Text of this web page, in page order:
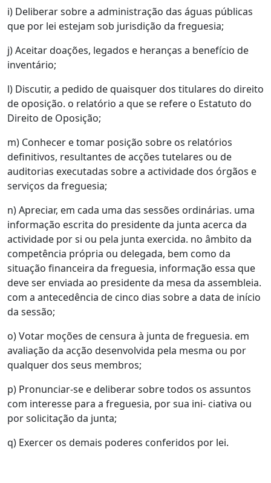
i) Deliberar sobre a administração das águas públicas
que por lei estejam sob jurisdição da freguesia;
j) Aceitar doações, legados e heranças a benefício de
inventário;
l) Discutir, a pedido de quaisquer dos titulares do direito
de oposição. o relatório a que se refere o Estatuto do
Direito de Oposição;
m) Conhecer e tomar posição sobre os relatórios
definitivos, resultantes de acções tutelares ou de
auditorias executadas sobre a actividade dos órgãos e
serviços da freguesia;
n) Apreciar, em cada uma das sessões ordinárias. uma
informação escrita do presidente da junta acerca da
actividade por si ou pela junta exercida. no âmbito da
competência própria ou delegada, bem como da
situação financeira da freguesia, informação essa que
deve ser enviada ao presidente da mesa da assembleia.
com a antecedência de cinco dias sobre a data de início
da sessão;
o) Votar moções de censura à junta de freguesia. em
avaliação da acção desenvolvida pela mesma ou por
qualquer dos seus membros;
p) Pronunciar-se e deliberar sobre todos os assuntos
com interesse para a freguesia, por sua ini- ciativa ou
por solicitação da junta;
q) Exercer os demais poderes conferidos por lei.